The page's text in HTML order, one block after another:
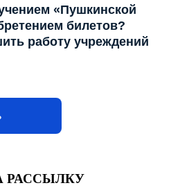
«Пушкинской
билетов?
работу учреждений
РАССЫЛКУ